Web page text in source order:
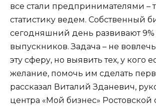
все стали предпринимателями –
статистику ведем. Собственный
сегодняшний день развивают 9%
выпускников. Задача – не
эту сферу, но выявить тех, у кого
желание, помочь им сделать
рассказал Виталий Зданевич,
центра «Мой бизнес»